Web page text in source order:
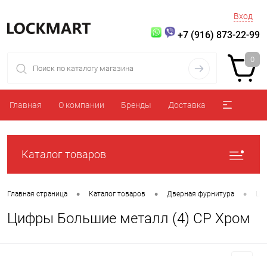
Вход
+7 (916) 873-22-99
0
Главная О компании Бренды Доставка
Каталог товаров
Главная страница • Каталог товаров • Дверная фурнитура •
Цифры Большие металл (4) CP Хром